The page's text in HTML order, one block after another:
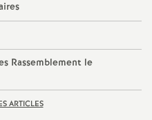
Rassemblement le
ARTICLES